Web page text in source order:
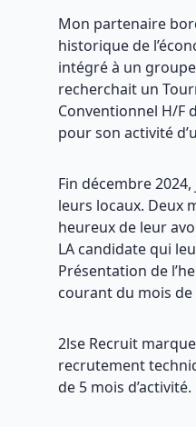
Mon partenaire
historique de
intégré à un
recherchait un
Conventionnel H/F
pour son activité
Fin décembre
leurs locaux. Deux
heureux de leur
LA candidate qui
Présentation de
courant du mois de
2lse Recruit
recrutement
de 5 mois d’activité.